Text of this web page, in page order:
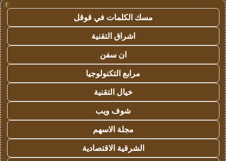
!
مسك الكلمات في قوقل
اشراق التقنية
ان سفن
مرابع التكنولوجيا
خيال التقنية
شوف ويب
مجلة الاسهم
الشرقية الاقتصادية